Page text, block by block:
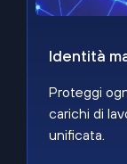
Identità
Proteggi
carichi di
unificata.